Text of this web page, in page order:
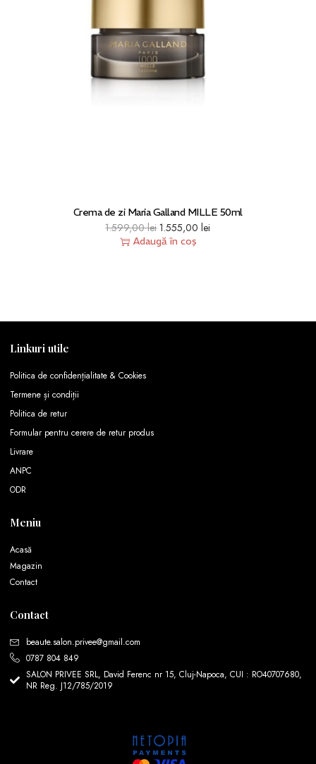
Crema de zi Maria Galland MILLE 50ml
1.599,00lei 1.555,00lei
Adaugă în coș
Linkuri utile
Politica de confidențialitate & Cookies
Termene și condiții
Politica de retur
Formular pentru cerere de retur produs
Livrare
ANPC
ODR
Meniu
Acasă
Magazin
Contact
Contact
beaute.salon.privee@gmail.com
0787 804 849
SALON PRIVEE SRL, David Ferenc nr 15, Cluj-Napoca, CUI : RO40707680,
NR Reg. J12/785/2019